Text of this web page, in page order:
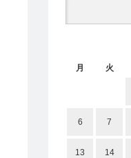
月
火
6 7
13 14